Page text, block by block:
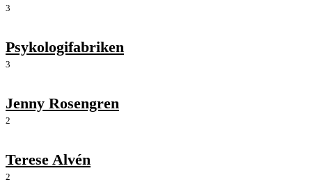
3
Psykologifabriken
3
Jenny Rosengren
2
Terese Alvén
2